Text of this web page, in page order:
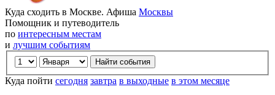
Куда сходить в Москве. Афиша Москвы
Помощник и путеводитель
по интересным местам
и лучшим событиям
Куда пойти сегодня завтра в выходные в этом месяце